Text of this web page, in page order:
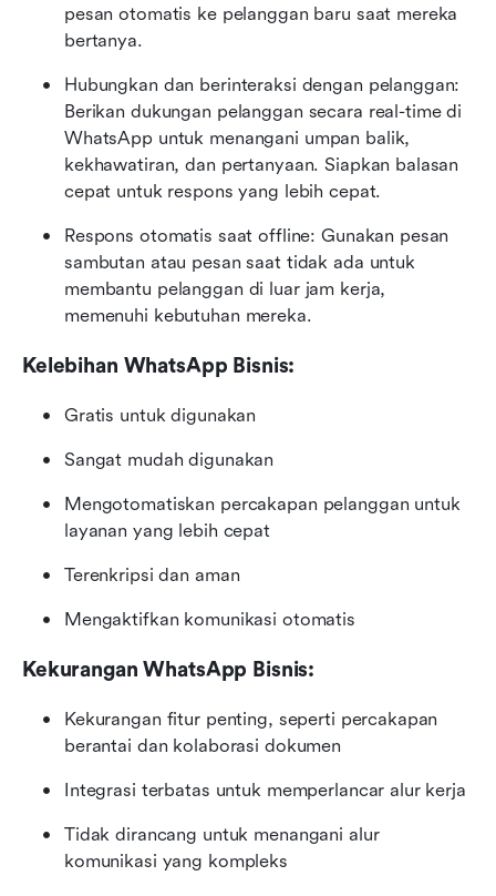
pesan otomatis ke pelanggan baru saat mereka
bertanya.
Hubungkan dan berinteraksi dengan pelanggan:
Berikan dukungan pelanggan secara real-time di
WhatsApp untuk menangani umpan balik,
kekhawatiran, dan pertanyaan. Siapkan balasan
cepat untuk respons yang lebih cepat.
Respons otomatis saat offline: Gunakan pesan
sambutan atau pesan saat tidak ada untuk
membantu pelanggan di luar jam kerja,
memenuhi kebutuhan mereka.
Kelebihan WhatsApp Bisnis:
Gratis untuk digunakan
Sangat mudah digunakan
Mengotomatiskan percakapan pelanggan untuk
layanan yang lebih cepat
Terenkripsi dan aman
Mengaktifkan komunikasi otomatis
Kekurangan WhatsApp Bisnis:
Kekurangan fitur penting, seperti percakapan
berantai dan kolaborasi dokumen
Integrasi terbatas untuk memperlancar alur kerja
Tidak dirancang untuk menangani alur
komunikasi yang kompleks